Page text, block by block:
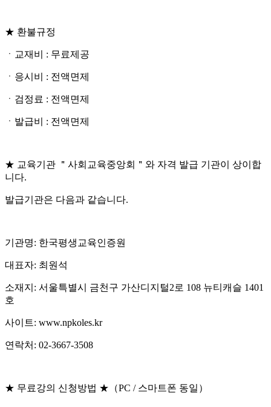
★ 환불규정
ㆍ교재비 : 무료제공
ㆍ응시비 : 전액면제
ㆍ검정료 : 전액면제
ㆍ발급비 : 전액면제
★ 교육기관 ＂사회교육중앙회＂와 자격 발급 기관이 상이합
니다.
발급기관은 다음과 같습니다.
기관명: 한국평생교육인증원
대표자: 최원석
소재지: 서울특별시 금천구 가산디지털2로 108 뉴티캐슬 1401
호
사이트: www.npkoles.kr
연락처: 02-3667-3508
★ 무료강의 신청방법 ★（PC / 스마트폰 동일）